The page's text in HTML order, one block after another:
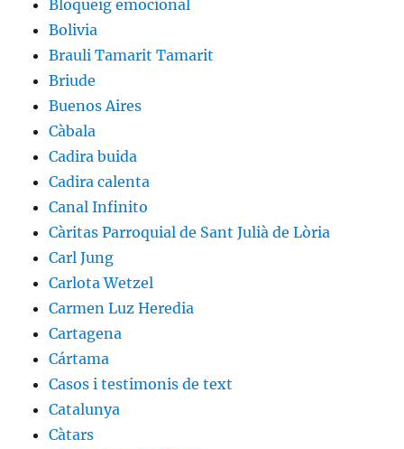
Bloqueig emocional
Bolivia
Brauli Tamarit Tamarit
Briude
Buenos Aires
Càbala
Cadira buida
Cadira calenta
Canal Infinito
Càritas Parroquial de Sant Julià de Lòria
Carl Jung
Carlota Wetzel
Carmen Luz Heredia
Cartagena
Cártama
Casos i testimonis de text
Catalunya
Càtars